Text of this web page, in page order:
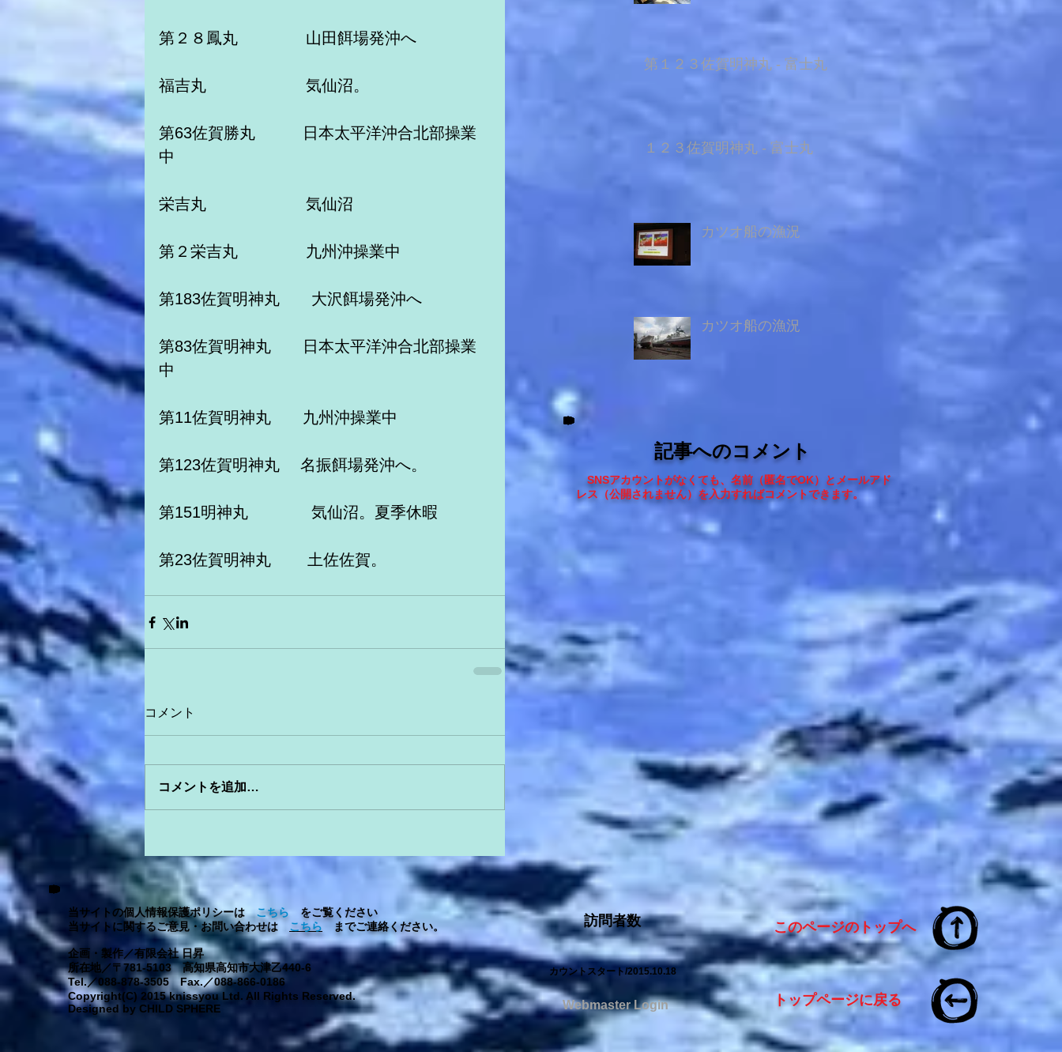
第１２３佐賀明神丸 - 富士丸
１２３佐賀明神丸 - 富士丸
カツオ船の漁況
カツオ船の漁況
記事へのコメント
SNSアカウントがなくても、 名前（匿名でOK）とメールアド
レス（公開されません）を入力すればコメントできます。
第２８鳳丸　　　　 山田餌場発沖へ
福吉丸　　　　　　 気仙沼。
第63佐賀勝丸　　　日本太平洋沖合北部操業
中
栄吉丸　　　　　　 気仙沼
第２栄吉丸　　　　 九州沖操業中
第183佐賀明神丸　　大沢餌場発沖へ
第83佐賀明神丸　　日本太平洋沖合北部操業
中
第11佐賀明神丸　　九州沖操業中
第123佐賀明神丸　 名振餌場発沖へ。
第151明神丸　　　　気仙沼。夏季休暇
第23佐賀明神丸　　 土佐佐賀。
コメント
コメントを追加…
当サイトの個人情報保護ポリシーはこちら をご覧ください
当サイトに関するご意見・お問い合わせは こちら までご連絡ください。
企画・製作／有限会社 日昇
所在地／〒781-5103 高知県高知市大津乙440-6
Tel.／088-878-3505 Fax.／088-866-0186
Copyright(C) 2015 knissyou Ltd. All Rights Reserved.
Designed by CHILD SPHERE
訪問者数
カウントスタート/2015.10.18
Webmaster Login
このページのトップへ
トップページに戻る